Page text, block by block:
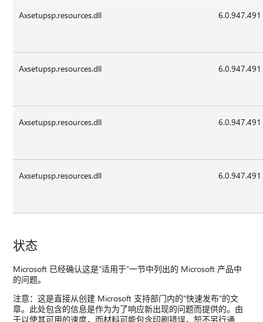
Axsetupsp.resources.dll 6.0.947.491
Axsetupsp.resources.dll 6.0.947.491
Axsetupsp.resources.dll 6.0.947.491
Axsetupsp.resources.dll 6.0.947.491
状态
Microsoft 已经确认这是“适用于”一节中列出的 Microsoft 产品中
的问题。
注意：这是直接从创建 Microsoft 支持部门内的"快速发布"的文
章。此处包含的信息是作为为了响应新出现的问题而提供的。由
于以使其可用的速度，而材料可能包含印刷错误，恕不另行通